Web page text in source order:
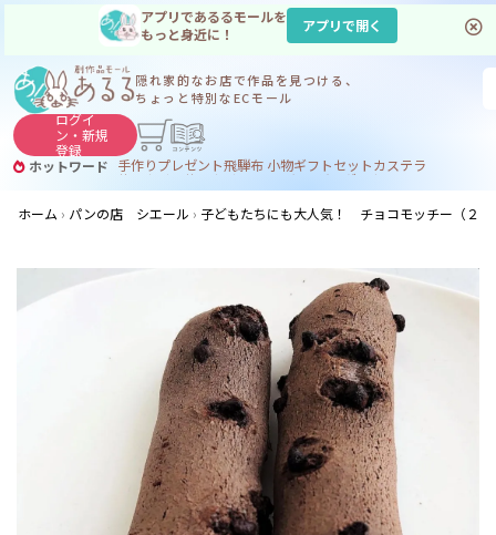
アプリであるるモールを
もっと身近に！
アプリで開く
隠れ家的なお店で作品を見つける、
ちょっと特別なECモール
ログイ
ン・新規
登録
ホットワード 手作りプレゼント飛騨布 小物ギフトセットカステラ
サヌカイト コーヒー
ジンギスカン
ホーム
パンの店 シエール 子どもたちにも大人気！ チョコモッチー（２本